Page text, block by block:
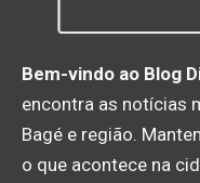
Bem-vindo ao Blog
encontra as notícias
Bagé e região.
o que acontece na